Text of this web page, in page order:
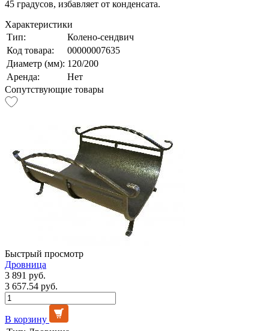
45 градусов, избавляет от конденсата.
Характеристики
Тип:
Колено-сендвич
Код товара:
00000007635
Диаметр (мм): 120/200
Аренда:
Нет
Сопутствующие товары
Быстрый просмотр
Дровница
3 891 руб.
3 657.54 руб.
В корзину